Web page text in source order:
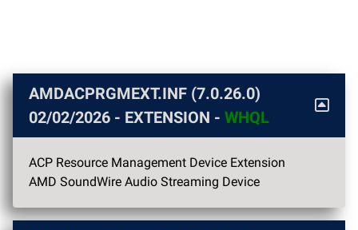
AMDACPRGMEXT.INF (7.0.26.0)
02/02/2026 - EXTENSION - WHQL
ACP Resource Management Device Extension
AMD SoundWire Audio Streaming Device